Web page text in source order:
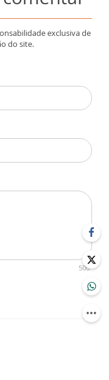
exclusiva de
do site.
500